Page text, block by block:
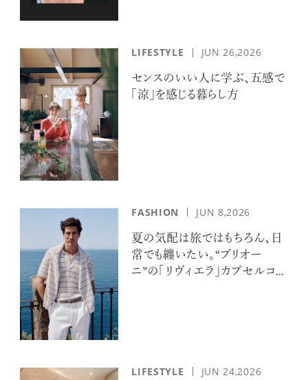
LIFESTYLE JUN 26,2026
センスのいい人に学ぶ、五感で
「涼」を感じる暮らし方
FASHION JUN 8,2026
夏の気配は旅ではもちろん、日
常でも纏いたい。“ブリオー
ニ”の「リヴィエラ」カプセルコレ
LIFESTYLE JUN 24,2026